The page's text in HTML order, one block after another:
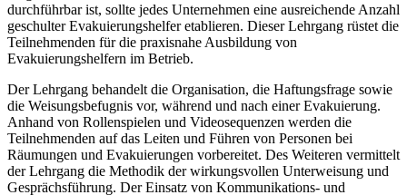
durchführbar ist, sollte jedes Unternehmen eine ausreichende Anzahl
geschulter Evakuierungshelfer etablieren. Dieser Lehrgang rüstet die
Teilnehmenden für die praxisnahe Ausbildung von
Evakuierungshelfern im Betrieb.
Der Lehrgang behandelt die Organisation, die Haftungsfrage sowie
die Weisungsbefugnis vor, während und nach einer Evakuierung.
Anhand von Rollenspielen und Videosequenzen werden die
Teilnehmenden auf das Leiten und Führen von Personen bei
Räumungen und Evakuierungen vorbereitet. Des Weiteren vermittelt
der Lehrgang die Methodik der wirkungsvollen Unterweisung und
Gesprächsführung. Der Einsatz von Kommunikations- und